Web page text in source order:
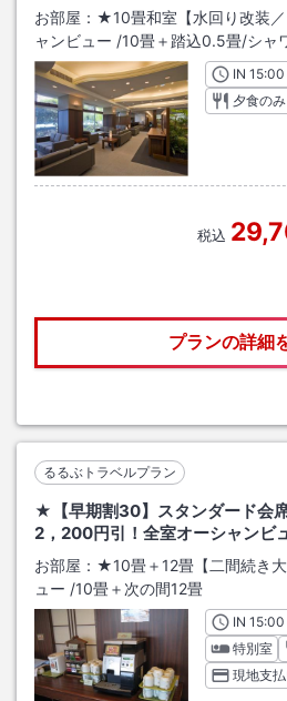
お部屋： ★10畳和室【水回り改装
ャンビュー /10畳＋踏込0.5畳/シャ
INチェ
15:00
夕食のみ
税込
プランの詳細
るるぶトラベルプラン
★【早期割30】スタンダード会
2，200円引！全室オーシャンビ
お部屋： ★10畳＋12畳【二間続き
ュー /10畳＋次の間12畳
INチェ
15:00
特別室
現地支